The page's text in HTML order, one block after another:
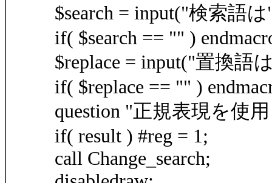
$search = input("検索語
if( $search == "" )
$replace = input("置換語
if( $replace == "" )
question "正規表現を使
if( result ) #reg = 1;
call Change_search;